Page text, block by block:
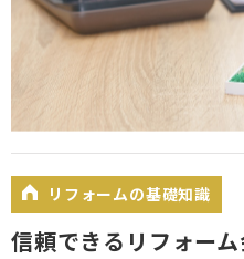
リフォームの基礎知識
信頼できるリフォー